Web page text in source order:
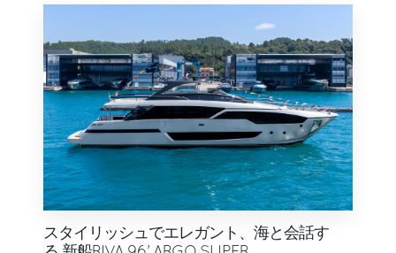
スタイリッシュでエレガント、海と会話す